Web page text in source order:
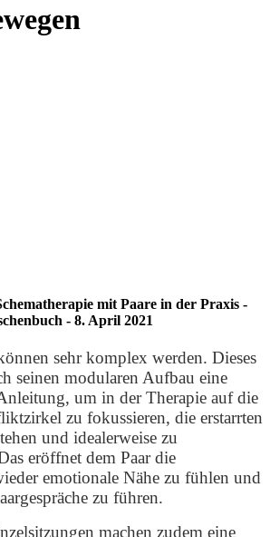
mit Paare in der Praxis -
- 8. April 2021
sehr komplex werden. Dieses
seinen modularen Aufbau eine
um in der Therapie auf die
zu fokussieren, die erstarrten
und idealerweise zu
eröffnet dem Paar die
emotionale Nähe zu fühlen und
zu führen.
machen zudem eine